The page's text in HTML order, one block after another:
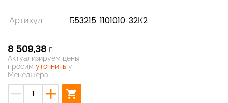
Артикул Б53215-1101010-32К2
8 509,38
Актуализируем цены,
просим уточнить у
Менеджера
remove add shopping_cart